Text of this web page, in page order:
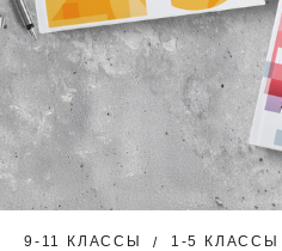
9-11 КЛАССЫ 1-5 КЛАССЫ